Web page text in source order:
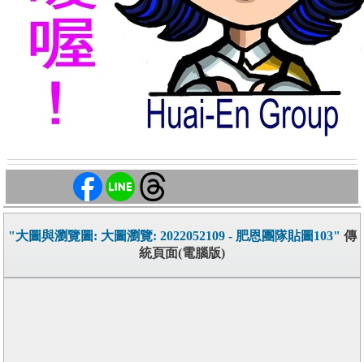
"大圖與瀏覽圖: 大圖瀏覽: 2022052109 - 肥恩團隊貼圖103" 傳
統頁面(電腦版)